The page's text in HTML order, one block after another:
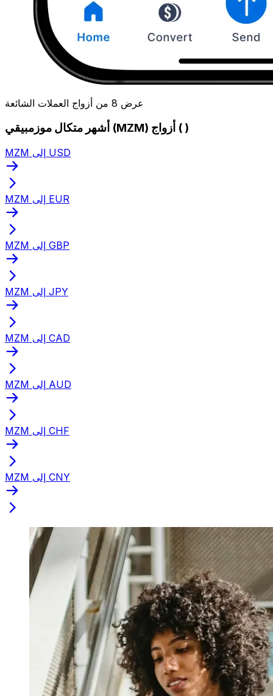
عرض 8 من أزواج العملات الشائعة
أشهر متكال موزمبيقي (MZM) أزواج ( )
MZM إلى USD
MZM إلى EUR
MZM إلى GBP
MZM إلى JPY
MZM إلى CAD
MZM إلى AUD
MZM إلى CHF
MZM إلى CNY